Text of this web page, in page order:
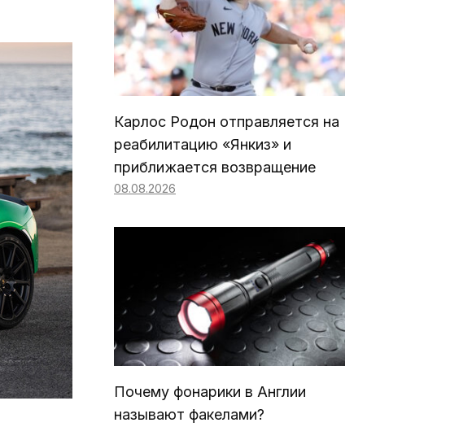
Карлос Родон отправляется на
реабилитацию «Янкиз» и
приближается возвращение
08.08.2026
Почему фонарики в Англии
называют факелами?